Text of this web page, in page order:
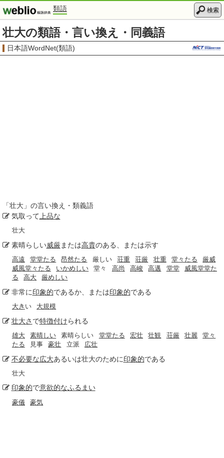
類語 検索
壮大の類語・言い換え・同義語
日本語WordNet(類語)
「壮大 」の言い換え・類義語
気取って 上品な
壮大
素晴らしい威厳または高貴のある、または示す
高遠 堂堂たる 昂然たる 厳しい 荘重 荘厳 壮重 堂々たる
厳威
威風堂々たる
いかめしい 堂々 高尚 高峻 高邁 堂堂
威風堂堂た
る
高大 厳めしい
非常に印象的であるか、または印象的である
大き い 大規模
壮大さ で特徴付けられる
雄大 素晴しい 素晴らしい 堂堂たる 宏壮 壮観 荘厳 壮麗
堂々
たる
見事 豪壮 立派 広壮
不必要な広大あるいは壮大のために印象的である
壮大
印象的で意欲的なふるまい
豪儀 豪気